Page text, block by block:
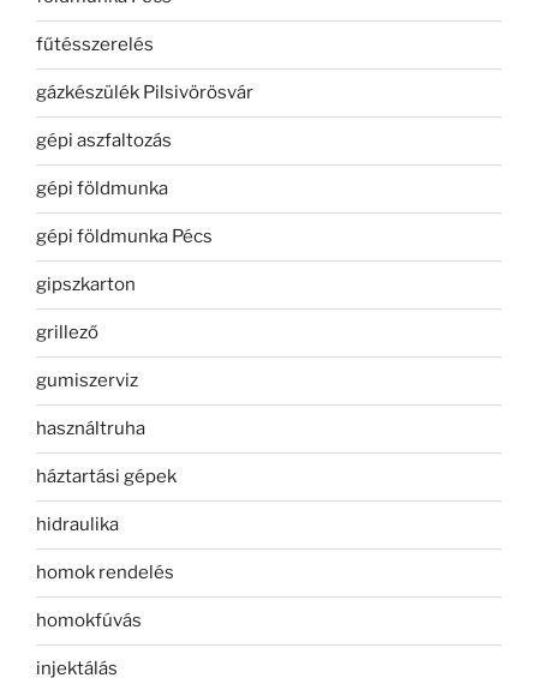
fűtésszerelés
gázkészülék Pilsivörösvár
gépi aszfaltozás
gépi földmunka
gépi földmunka Pécs
gipszkarton
grillező
gumiszerviz
használtruha
háztartási gépek
hidraulika
homok rendelés
homokfúvás
injektálás